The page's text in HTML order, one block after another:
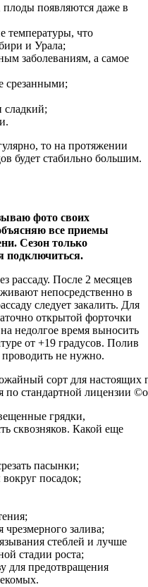
плоды появляются даже в
температуры, что
и Урала;
заболеваниям, а самое
срезанными;
то на протяжении
будет стабильно большим.
фото своих
все приемы
Сезон только
подключиться.
рассаду. После 2 месяцев
непосредственно в
следует закалить. Для
открытой форточки
недолгое время выносить
от +19 градусов. Полив
не нужно.
по стандартной лицензии
грядки,
сквозняков. Какой еще
пасынки;
посадок;
чрезмерного залива;
стеблей и лучше
стадии роста;
для предотвращения